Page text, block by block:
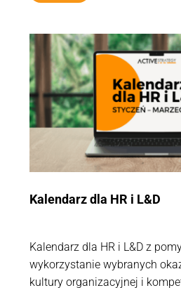
Kalendarz dla HR i L&D
Kalendarz dla HR i L&D z
wykorzystanie wybranych
kultury organizacyjnej i